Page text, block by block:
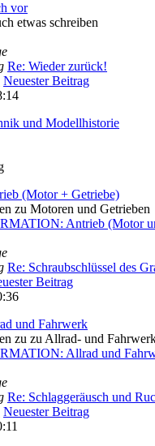
vor
etwas schreiben
Re: Wieder zurück!
Neuester Beitrag
und Modellhistorie
(Motor + Getriebe)
zu Motoren und Getrieben
Antrieb (Motor
Re: Schraubschlüssel des
Beitrag
und Fahrwerk
zu zu Allrad- und
Allrad und
Re: Schlaggeräusch und
Neuester Beitrag